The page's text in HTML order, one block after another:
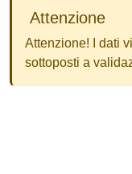
Attenzione
Attenzione! I dati
sottoposti a